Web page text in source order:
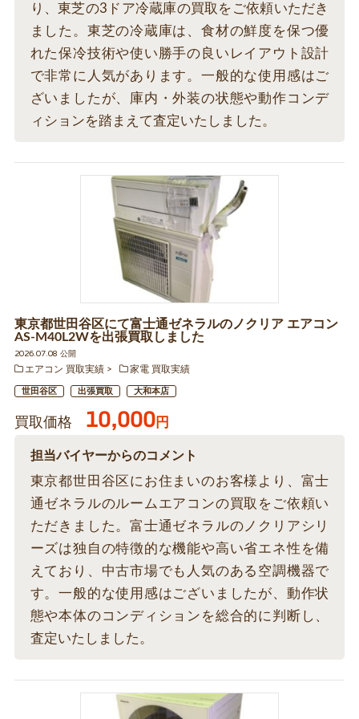
り、東芝の3ドア冷蔵庫の買取をご依頼いただき
ました。東芝の冷蔵庫は、食材の鮮度を保つ優
れた保冷技術や使い勝手の良いレイアウト設計
で非常に人気があります。一般的な使用感はご
ざいましたが、庫内・外装の状態や動作コンデ
ィションを踏まえて査定いたしました。
東京都世田谷区にて富士通ゼネラルのノクリア エアコン
AS-M40L2Wを出張買取しました
2026.07.08 公開
エアコン 買取実績
家電 買取実績
世田谷区 出張買取 大和本店
買取価格 10,000円
担当バイヤーからのコメント
東京都世田谷区にお住まいのお客様より、富士
通ゼネラルのルームエアコンの買取をご依頼い
ただきました。富士通ゼネラルのノクリアシリ
ーズは独自の特徴的な機能や高い省エネ性を備
えており、中古市場でも人気のある空調機器で
す。一般的な使用感はございましたが、動作状
態や本体のコンディションを総合的に判断し、
査定いたしました。